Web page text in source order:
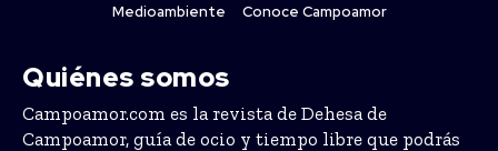
Medioambiente
Conoce Campoamor
Quiénes somos
Campoamor.com es la revista de Dehesa de
Campoamor, guía de ocio y tiempo libre que podrás